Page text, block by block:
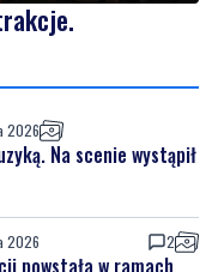
2026
Na scenie wystąpił
2026 2